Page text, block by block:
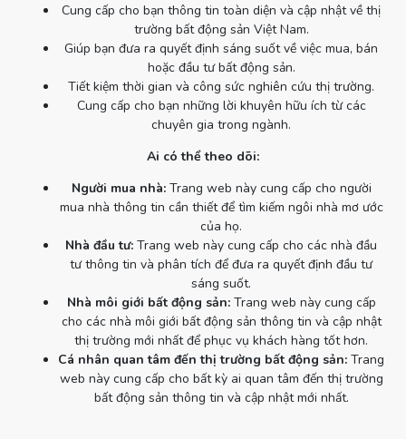
Cung cấp cho bạn thông tin toàn diện và cập nhật về thị
trường bất động sản Việt Nam.
Giúp bạn đưa ra quyết định sáng suốt về việc mua, bán
hoặc đầu tư bất động sản.
Tiết kiệm thời gian và công sức nghiên cứu thị trường.
Cung cấp cho bạn những lời khuyên hữu ích từ các
chuyên gia trong ngành.
Ai có thể theo dõi:
Người mua nhà:Trang web này cung cấp cho người
mua nhà thông tin cần thiết để tìm kiếm ngôi nhà mơ ước
của họ.
Nhà đầu tư: Trang web này cung cấp cho các nhà đầu
tư thông tin và phân tích để đưa ra quyết định đầu tư
sáng suốt.
Nhà môi giới bất động sản:Trang web này cung cấp
cho các nhà môi giới bất động sản thông tin và cập nhật
thị trường mới nhất để phục vụ khách hàng tốt hơn.
Cá nhân quan tâm đến thị trường bất động sản: Trang
web này cung cấp cho bất kỳ ai quan tâm đến thị trường
bất động sản thông tin và cập nhật mới nhất.